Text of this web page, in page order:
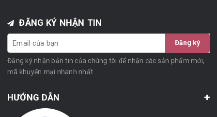
ĐĂNG KÝ NHẬN TIN
Đăng ký
Đăng ký nhận bản tin của chúng tôi để nhận các sản phẩm mới,
mã khuyến mại nhanh nhất
HƯỚNG DẪN